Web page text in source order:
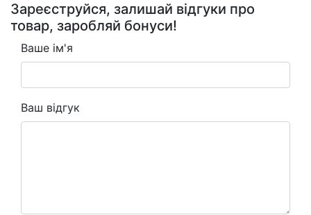
Зареєструйся, залишай відгуки про
товар, заробляй бонуси!
Ваше ім'я
Ваш відгук